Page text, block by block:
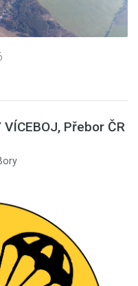
VÍCEBOJ, Přebor ČR